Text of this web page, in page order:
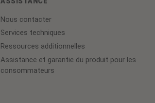
Nous contacter
Services techniques
Ressources additionnelles
Assistance et garantie du produit pour les
consommateurs